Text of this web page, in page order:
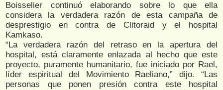
Boisselier continuó elaborando sobre lo que ella
considera la verdadera razón de esta campaña de
desprestigio en contra de Clitoraid y el hospital
Kamkaso.
“La verdadera razón del retraso en la apertura del
hospital, está claramente enlazada al hecho que este
proyecto, puramente humanitario, fue iniciado por Rael,
líder espiritual del Movimiento Raeliano,” dijo. “Las
personas que ponen presión contra este hospital